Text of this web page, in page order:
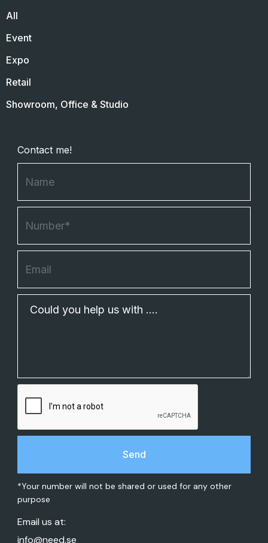
All
Event
Expo
Retail
Showroom, Office & Studio
Contact me!
*Your number will not be shared or used for any other
purpose
Email us at:
info@need.se